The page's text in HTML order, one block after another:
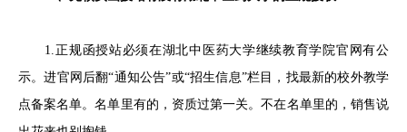
1.正规函授站必须在湖北中医药大学继续教育学院官网有公
示。进官网后翻“通知公告”或“招生信息”栏目，找最新的校外教学
点备案名单。名单里有的，资质过第一关。不在名单里的，销售说